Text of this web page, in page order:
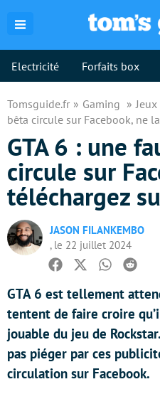
Electricité Forfaits box
Tomsguide.fr Gaming
bêta circule sur Facebook, ne
GTA 6 : une
circule sur
téléchargez
JASON FILANKEMBO
, le 22 juillet 2024
Facebook
TwitterWhatsapp
Reddit
GTA 6 est tellement
tentent de faire croire
jouable du jeu de
pas piéger par ces
circulation sur Facebook.